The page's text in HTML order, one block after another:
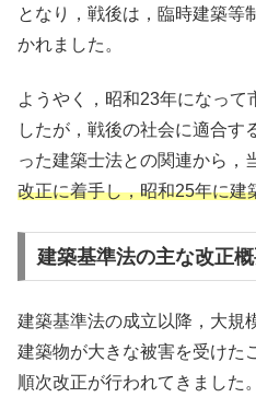
となり，戦後は，臨時建築等
かれました。
ようやく，昭和23年になって
したが，戦後の社会に適合す
った建築士法との関連から，
改正に着手し，昭和25年に建
建築基準法の主な改正概
建築基準法の成立以降，大規
建築物が大きな被害を受けた
順次改正が行われてきました。